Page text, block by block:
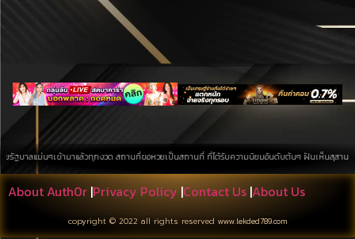
แม่นๆเข้ามาแล้วทุกงวด สถานที่ขอหวยเป็นสถานที่ ที่ได้รับความนิยมอันดับต้นๆ ฝันเห็นสุสาน ก
About Auth0r |Privacy Policy|Contact Us |About Us
copyright © 2022 all rights reserved www.lekded789.com